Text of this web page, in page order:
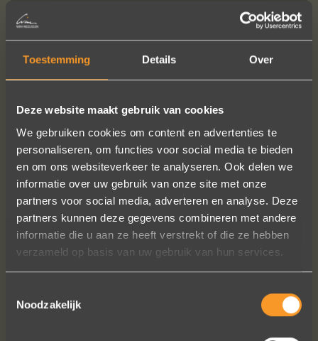
Toestemming Details Over
Deze website maakt gebruik van cookies
We gebruiken cookies om content en advertenties te
personaliseren, om functies voor social media te bieden
en om ons websiteverkeer te analyseren. Ook delen we
informatie over uw gebruik van onze site met onze
partners voor social media, adverteren en analyse. Deze
partners kunnen deze gegevens combineren met andere
informatie die u aan ze heeft verstrekt of die ze hebben
verzameld op basis van uw gebruik van hun services.
Noodzakelijk
MEER INFO BESTELLEN?
VOLG ONS OP SOCIALE MEDIA
Een droom die uitkomt, de ringen zijn
prachtig afgewerkt, perfecte kwaliteit.
waren op tijd klaar. Kan niet anders